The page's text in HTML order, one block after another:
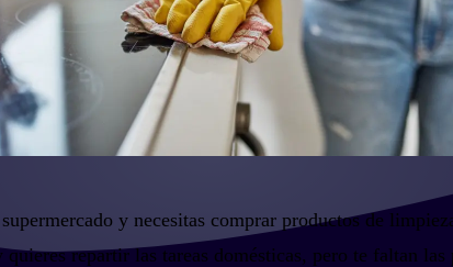
y necesitas comprar productos de
repartir las tareas domésticas, pero te faltan